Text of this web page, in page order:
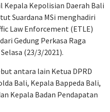
Kepala Kepolisian Daerah Bali
Suardana MSi menghadiri
Law Enforcement (ETLE)
Gedung Perkasa Raga
(23/3/2021).
antara lain Ketua DPRD
Bali, Kepala Bappeda Bali,
Kepala Badan Pendapatan